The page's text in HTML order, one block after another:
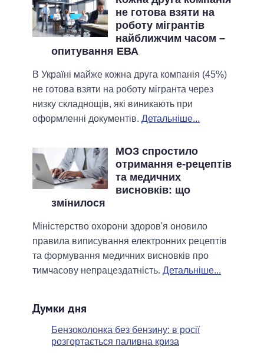
не готова взяти на
роботу мігрантів
найближчим часом –
опитування ЕВА
В Україні майже кожна друга компанія (45%)
не готова взяти на роботу мігранта через
низку складнощів, які виникають при
оформленні документів. Детальніше...
МОЗ спростило
отримання е-рецептів
та медичних
висновків: що
змінилося
Міністерство охорони здоров'я оновило
правила виписування електронних рецептів
та формування медичних висновків про
тимчасову непрацездатність. Детальніше...
Думки дня
Бензоколонка без бензину: в росії
розгортається паливна криза